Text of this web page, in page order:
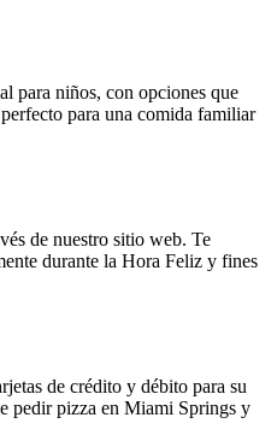
para niños, con opciones que
para una comida familiar
de nuestro sitio web. Te
durante la Hora Feliz y fines
de crédito y débito para su
pedir pizza en Miami Springs y